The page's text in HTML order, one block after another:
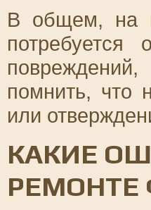
В общем, на
помнить, что
или
КАКИЕ
РЕМОНТЕ